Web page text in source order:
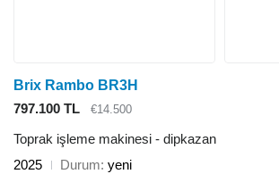
Brix Rambo BR3H
797.100 TL
€14.500
Toprak işleme makinesi - dipkazan
2025
Durum yeni